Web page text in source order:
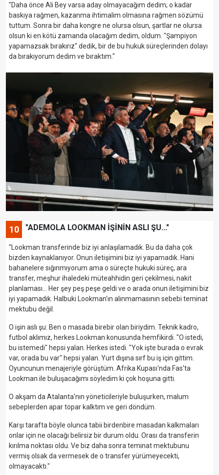
"Daha önce Ali Bey varsa aday olmayacağım dedim; o kadar
baskıya rağmen, kazanma ihtimalim olmasına rağmen sözümü
tuttum. Sonra bir daha kongre ne olursa olsun, şartlar ne olursa
olsun ki en kötü zamanda olacağım dedim, oldum. "Şampiyon
yapamazsak bırakırız" dedik, bir de bu hukuk süreçlerinden dolayı
da bırakıyorum dedim ve bıraktım."
10 "ADEMOLA LOOKMAN İŞİNİN ASLI ŞU..."
"Lookman transferinde biz iyi anlaşılamadık. Bu da daha çok
bizden kaynaklanıyor. Onun iletişimini biz iyi yapamadık. Hani
bahanelere sığınmıyorum ama o süreçte hukuki süreç, ara
transfer, meşhur ihaledeki müteahhidin geri çekilmesi, nakit
planlaması... Her şey peş peşe geldi ve o arada onun iletişimini biz
iyi yapamadık. Halbuki Lookman'ın alınmamasının sebebi teminat
mektubu değil.
O işin aslı şu: Ben o masada birebir olan biriydim. Teknik kadro,
futbol aklımız, herkes Lookman konusunda hemfikirdi. "O istedi,
bu istemedi" hepsi yalan. Herkes istedi. "Yok işte burada o evrak
var, orada bu var" hepsi yalan. Yurt dışına sırf bu iş için gittim.
Oyuncunun menajeriyle görüştüm. Afrika Kupası'nda Fas'ta
Lookman ile buluşacağımı söyledim ki çok hoşuna gitti.
O akşam da Atalanta'nın yöneticileriyle buluşurken, malum
sebeplerden apar topar kalktım ve geri döndüm.
Karşı tarafta böyle olunca tabii birdenbire masadan kalkmaları
onlar için ne olacağı belirsiz bir durum oldu. Orası da transferin
kırılma noktası oldu. Ve biz daha sonra teminat mektubunu
vermiş olsak da vermesek de o transfer yürümeyecekti,
olmayacaktı."